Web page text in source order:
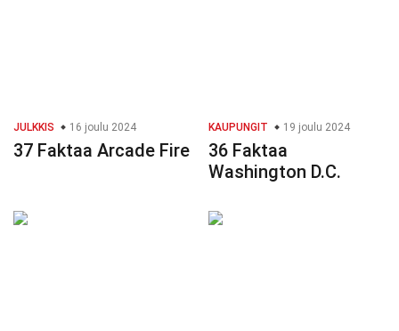
JULKKIS 16 joulu 2024
37 Faktaa Arcade Fire
KAUPUNGIT 19 joulu 2024
36 Faktaa
Washington D.C.